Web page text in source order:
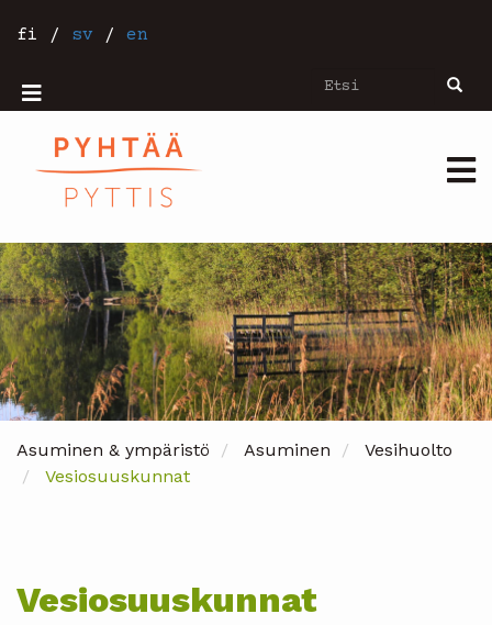
pääsisältöön
fi / sv / en
Etsi Etsi
Mobiilivalikko
Asuminen & ympäristö Asuminen
Vesihuolto
Vesiosuuskunnat
Vesiosuuskunnat